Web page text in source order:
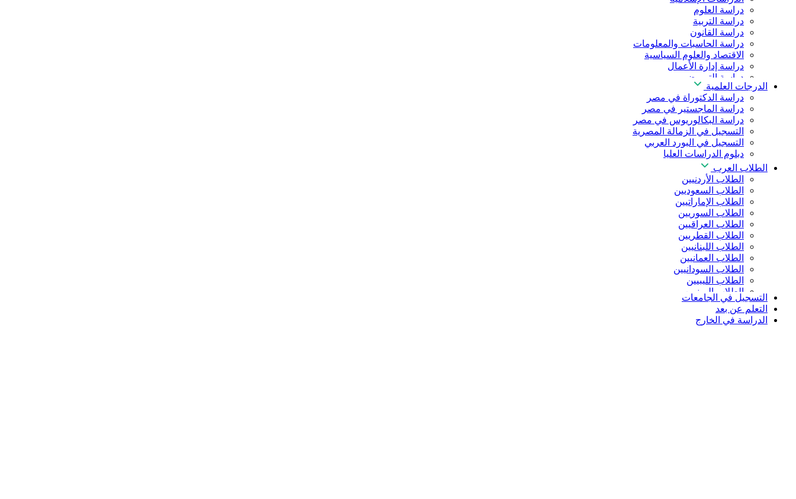
دراسة العلوم
دراسة التربية
دراسة القانون
دراسة الحاسبات والمعلومات
الاقتصاد والعلوم السياسية
دراسة إدارة الأعمال
دراسة التمريض
دراسة طب الأسنان
دراسة الصيدلة
دراسة العلوم الصحية
دراسة العلاج الطبيعي
دراسة الذكاء الاصطناعي
دراسة الأمن السيبراني
الدرجات العلمية
دراسة الدكتوراة في مصر
دراسة الماجستير في مصر
دراسة البكالوريوس في مصر
التسجيل في الزمالة المصرية
التسجيل في البورد العربي
دبلوم الدراسات العليا
الطلاب العرب
الطلاب الأردنيين
الطلاب السعوديين
الطلاب الإماراتيين
الطلاب السوريين
الطلاب العراقيين
الطلاب القطريين
الطلاب اللبنانيين
الطلاب العمانيين
الطلاب السودانيين
الطلاب الليبيين
الطلاب اليمنيين
التسجيل في الجامعات
التعلم عن بعد
الدراسة في الخارج